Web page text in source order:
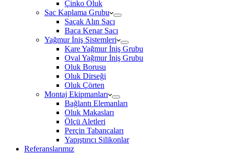
Çinko Oluk
Sac Kaplama Grubu
Saçak Alın Sacı
Baca Kenar Sacı
Yağmur İniş Sistemleri
Kare Yağmur İniş Grubu
Oval Yağmur İniş Grubu
Oluk Borusu
Oluk Dirseği
Oluk Çörten
Montaj Ekipmanları
Bağlantı Elemanları
Oluk Makasları
Ölçü Aletleri
Perçin Tabancaları
Yapıştırıcı Silikonlar
Referanslarımız